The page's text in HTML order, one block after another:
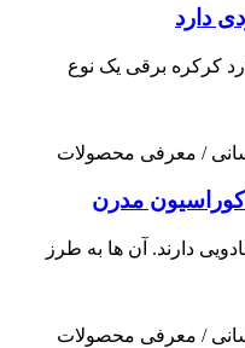
دارد
کرکره برقی یک نوع
/ معرفی محصولات
مدرن
دارند. آن ها به طرز
/ معرفی محصولات